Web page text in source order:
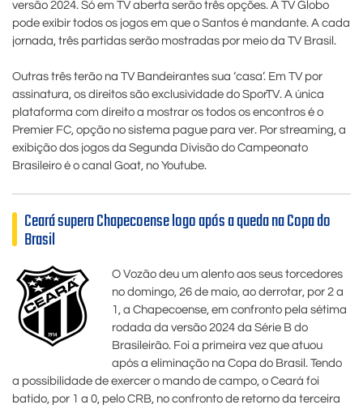
versão 2024. Só em TV aberta serão três opções. A TV Globo
pode exibir todos os jogos em que o Santos é mandante. A cada
jornada, três partidas serão mostradas por meio da TV Brasil.
Outras três terão na TV Bandeirantes sua ‘casa’. Em TV por
assinatura, os direitos são exclusividade do SporTV. A única
plataforma com direito a mostrar os todos os encontros é o
Premier FC, opção no sistema pague para ver. Por streaming, a
exibição dos jogos da Segunda Divisão do Campeonato
Brasileiro é o canal Goat, no Youtube.
Ceará supera Chapecoense logo após a queda na Copa do
Brasil
O Vozão deu um alento aos seus torcedores
no domingo, 26 de maio, ao derrotar, por 2 a
1, a Chapecoense, em confronto pela sétima
rodada da versão 2024 da Série B do
Brasileirão. Foi a primeira vez que atuou
após a eliminação na Copa do Brasil. Tendo
a possibilidade de exercer o mando de campo, o Ceará foi
batido, por 1 a 0, pelo CRB, no confronto de retorno da terceira